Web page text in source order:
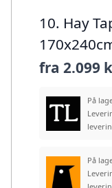
10. Hay
fra 2.099
På
På